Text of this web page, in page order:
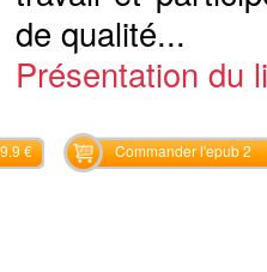
de qualité...
Présentation du
€ Commander l'epub 2